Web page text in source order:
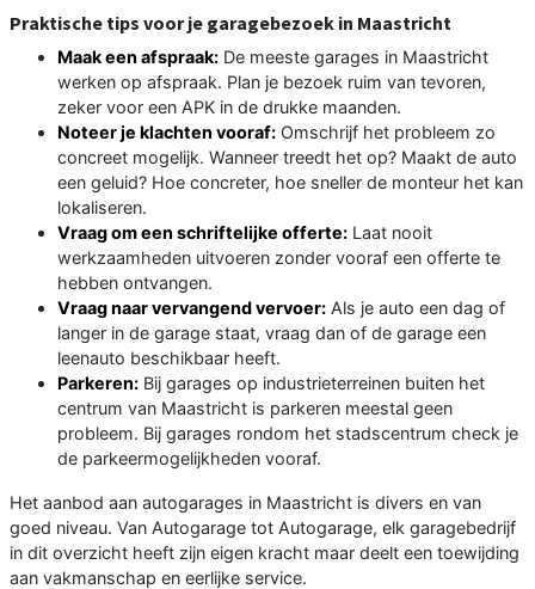
Praktische tips voor je garagebezoek in Maastricht
Maak een afspraak: De meeste garages in Maastricht
werken op afspraak. Plan je bezoek ruim van tevoren,
zeker voor een APK in de drukke maanden.
Noteer je klachten vooraf: Omschrijf het probleem zo
concreet mogelijk. Wanneer treedt het op? Maakt de auto
een geluid? Hoe concreter, hoe sneller de monteur het kan
lokaliseren.
Vraag om een schriftelijke offerte: Laat nooit
werkzaamheden uitvoeren zonder vooraf een offerte te
hebben ontvangen.
Vraag naar vervangend vervoer: Als je auto een dag of
langer in de garage staat, vraag dan of de garage een
leenauto beschikbaar heeft.
Parkeren: Bij garages op industrieterreinen buiten het
centrum van Maastricht is parkeren meestal geen
probleem. Bij garages rondom het stadscentrum check je
de parkeermogelijkheden vooraf.
Het aanbod aan autogarages in Maastricht is divers en van
goed niveau. Van Autogarage tot Autogarage, elk garagebedrijf
in dit overzicht heeft zijn eigen kracht maar deelt een toewijding
aan vakmanschap en eerlijke service.